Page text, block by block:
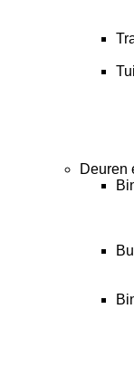
Deuren